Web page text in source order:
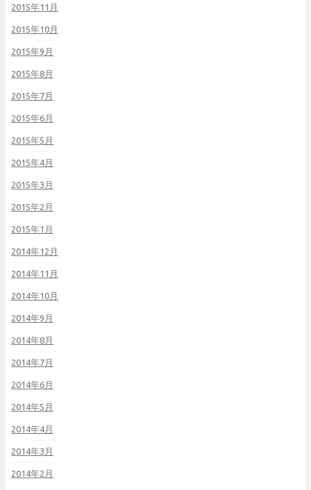
2015年11月
2015年10月
2015年9月
2015年8月
2015年7月
2015年6月
2015年5月
2015年4月
2015年3月
2015年2月
2015年1月
2014年12月
2014年11月
2014年10月
2014年9月
2014年8月
2014年7月
2014年6月
2014年5月
2014年4月
2014年3月
2014年2月